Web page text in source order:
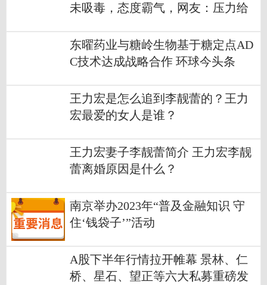
未吸毒，态度霸气，网友：压力给
东曜药业与糖岭生物基于糖定点AD
C技术达成战略合作 环球今头条
王力宏是怎么追到李靓蕾的？王力
宏最爱的女人是谁？
王力宏妻子李靓蕾简介 王力宏李靓
蕾离婚原因是什么？
南京举办2023年“普及金融知识 守
住‘钱袋子’”活动
A股下半年行情拉开帷幕 景林、仁
桥、星石、望正等六大私募重磅发